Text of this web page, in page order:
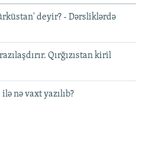
deyir? - Dərsliklərdə
Qırğızıstan kiril
nə vaxt yazılıb?